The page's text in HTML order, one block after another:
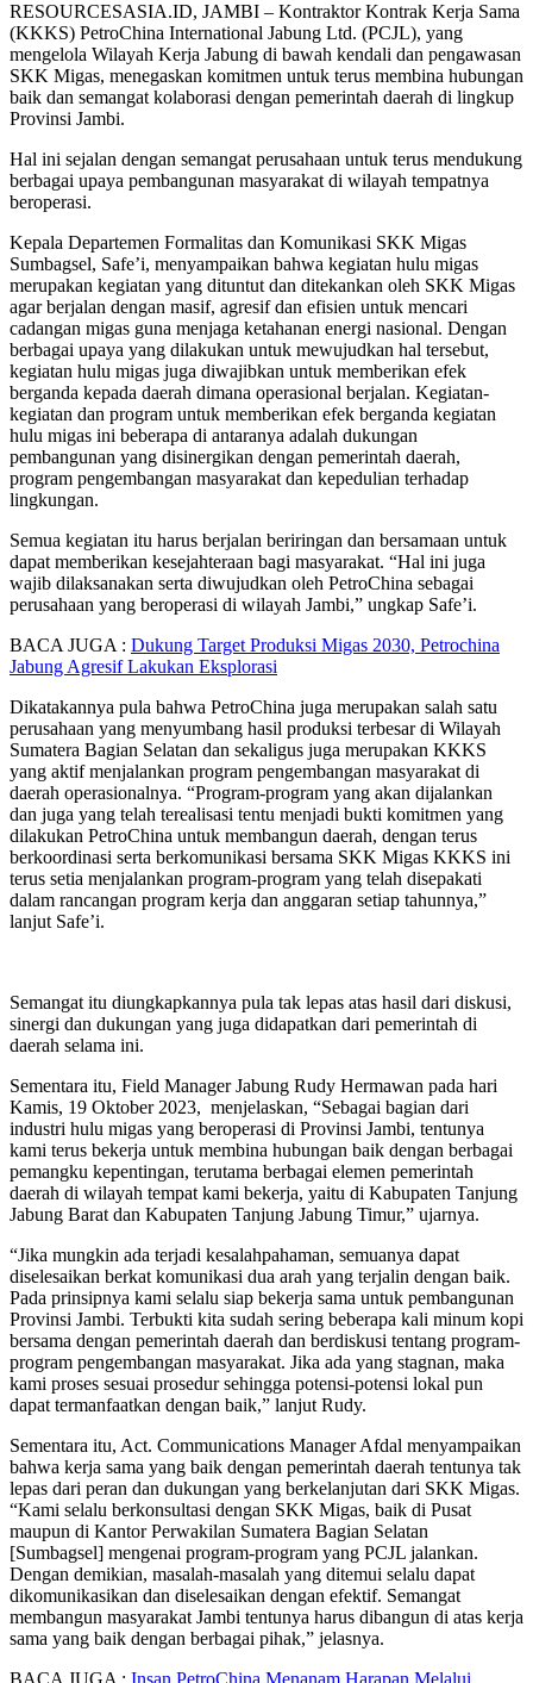
RESOURCESASIA.ID, JAMBI – Kontraktor Kontrak Kerja Sama
(KKKS) PetroChina International Jabung Ltd. (PCJL), yang
mengelola Wilayah Kerja Jabung di bawah kendali dan pengawasan
SKK Migas, menegaskan komitmen untuk terus membina hubungan
baik dan semangat kolaborasi dengan pemerintah daerah di lingkup
Provinsi Jambi.
Hal ini sejalan dengan semangat perusahaan untuk terus mendukung
berbagai upaya pembangunan masyarakat di wilayah tempatnya
beroperasi.
Kepala Departemen Formalitas dan Komunikasi SKK Migas
Sumbagsel, Safe’i, menyampaikan bahwa kegiatan hulu migas
merupakan kegiatan yang dituntut dan ditekankan oleh SKK Migas
agar berjalan dengan masif, agresif dan efisien untuk mencari
cadangan migas guna menjaga ketahanan energi nasional. Dengan
berbagai upaya yang dilakukan untuk mewujudkan hal tersebut,
kegiatan hulu migas juga diwajibkan untuk memberikan efek
berganda kepada daerah dimana operasional berjalan. Kegiatan-
kegiatan dan program untuk memberikan efek berganda kegiatan
hulu migas ini beberapa di antaranya adalah dukungan
pembangunan yang disinergikan dengan pemerintah daerah,
program pengembangan masyarakat dan kepedulian terhadap
lingkungan.
Semua kegiatan itu harus berjalan beriringan dan bersamaan untuk
dapat memberikan kesejahteraan bagi masyarakat. “Hal ini juga
wajib dilaksanakan serta diwujudkan oleh PetroChina sebagai
perusahaan yang beroperasi di wilayah Jambi,” ungkap Safe’i.
BACA JUGA : Dukung Target Produksi Migas 2030, Petrochina
Jabung Agresif Lakukan Eksplorasi
Dikatakannya pula bahwa PetroChina juga merupakan salah satu
perusahaan yang menyumbang hasil produksi terbesar di Wilayah
Sumatera Bagian Selatan dan sekaligus juga merupakan KKKS
yang aktif menjalankan program pengembangan masyarakat di
daerah operasionalnya. “Program-program yang akan dijalankan
dan juga yang telah terealisasi tentu menjadi bukti komitmen yang
dilakukan PetroChina untuk membangun daerah, dengan terus
berkoordinasi serta berkomunikasi bersama SKK Migas KKKS ini
terus setia menjalankan program-program yang telah disepakati
dalam rancangan program kerja dan anggaran setiap tahunnya,”
lanjut Safe’i.
Semangat itu diungkapkannya pula tak lepas atas hasil dari diskusi,
sinergi dan dukungan yang juga didapatkan dari pemerintah di
daerah selama ini.
Sementara itu, Field Manager Jabung Rudy Hermawan pada hari
Kamis, 19 Oktober 2023, menjelaskan, “Sebagai bagian dari
industri hulu migas yang beroperasi di Provinsi Jambi, tentunya
kami terus bekerja untuk membina hubungan baik dengan berbagai
pemangku kepentingan, terutama berbagai elemen pemerintah
daerah di wilayah tempat kami bekerja, yaitu di Kabupaten Tanjung
Jabung Barat dan Kabupaten Tanjung Jabung Timur,” ujarnya.
“Jika mungkin ada terjadi kesalahpahaman, semuanya dapat
diselesaikan berkat komunikasi dua arah yang terjalin dengan baik.
Pada prinsipnya kami selalu siap bekerja sama untuk pembangunan
Provinsi Jambi. Terbukti kita sudah sering beberapa kali minum kopi
bersama dengan pemerintah daerah dan berdiskusi tentang program-
program pengembangan masyarakat. Jika ada yang stagnan, maka
kami proses sesuai prosedur sehingga potensi-potensi lokal pun
dapat termanfaatkan dengan baik,” lanjut Rudy.
Sementara itu, Act. Communications Manager Afdal menyampaikan
bahwa kerja sama yang baik dengan pemerintah daerah tentunya tak
lepas dari peran dan dukungan yang berkelanjutan dari SKK Migas.
“Kami selalu berkonsultasi dengan SKK Migas, baik di Pusat
maupun di Kantor Perwakilan Sumatera Bagian Selatan
[Sumbagsel] mengenai program-program yang PCJL jalankan.
Dengan demikian, masalah-masalah yang ditemui selalu dapat
dikomunikasikan dan diselesaikan dengan efektif. Semangat
membangun masyarakat Jambi tentunya harus dibangun di atas kerja
sama yang baik dengan berbagai pihak,” jelasnya.